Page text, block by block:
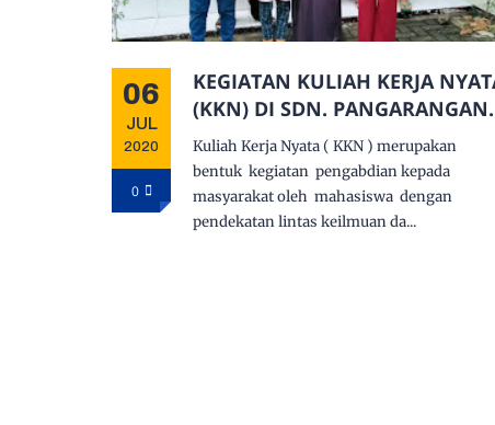
06
JUL
2020
0
KEGIATAN KULIAH KERJA NYATA
(KKN) DI SDN. PANGARANGAN
III
Kuliah Kerja Nyata ( KKN ) merupakan
bentuk kegiatan pengabdian kepada
masyarakat oleh mahasiswa dengan
pendekatan lintas keilmuan da...